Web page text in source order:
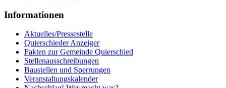
Informationen
Aktuelles/Pressestelle
Quierschieder Anzeiger
Fakten zur Gemeinde Quierschied
Stellenausschreibungen
Baustellen und Sperrungen
Veranstaltungskalender